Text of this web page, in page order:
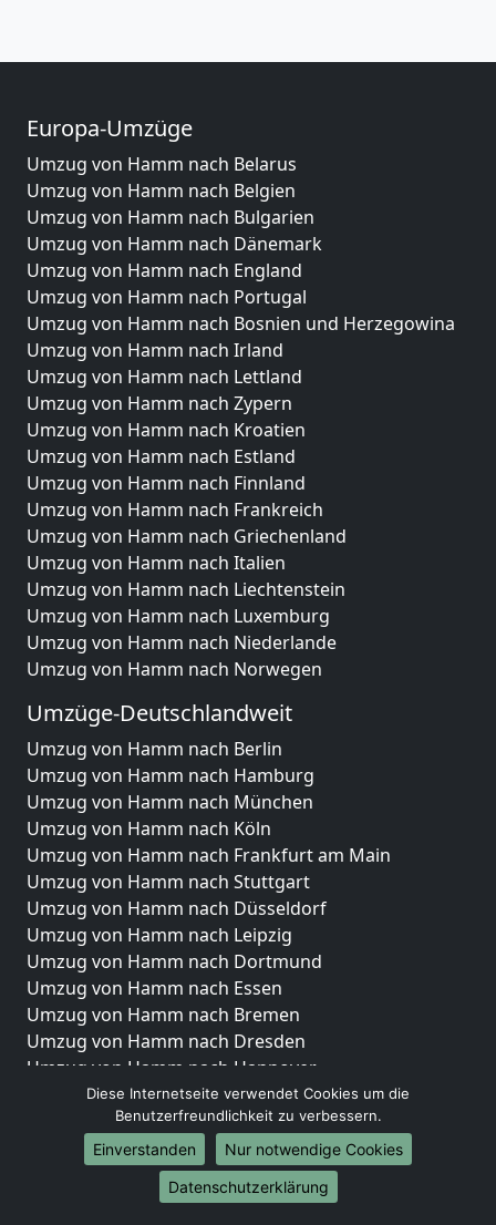
Europa-Umzüge
Umzug von Hamm nach Belarus
Umzug von Hamm nach Belgien
Umzug von Hamm nach Bulgarien
Umzug von Hamm nach Dänemark
Umzug von Hamm nach England
Umzug von Hamm nach Portugal
Umzug von Hamm nach Bosnien und Herzegowina
Umzug von Hamm nach Irland
Umzug von Hamm nach Lettland
Umzug von Hamm nach Zypern
Umzug von Hamm nach Kroatien
Umzug von Hamm nach Estland
Umzug von Hamm nach Finnland
Umzug von Hamm nach Frankreich
Umzug von Hamm nach Griechenland
Umzug von Hamm nach Italien
Umzug von Hamm nach Liechtenstein
Umzug von Hamm nach Luxemburg
Umzug von Hamm nach Niederlande
Umzug von Hamm nach Norwegen
Umzüge-Deutschlandweit
Umzug von Hamm nach Berlin
Umzug von Hamm nach Hamburg
Umzug von Hamm nach München
Umzug von Hamm nach Köln
Umzug von Hamm nach Frankfurt am Main
Umzug von Hamm nach Stuttgart
Umzug von Hamm nach Düsseldorf
Umzug von Hamm nach Leipzig
Umzug von Hamm nach Dortmund
Umzug von Hamm nach Essen
Umzug von Hamm nach Bremen
Umzug von Hamm nach Dresden
Umzug von Hamm nach Hannover
Umzug von Hamm nach Nürnberg
Umzug von Hamm nach Duisburg
Umzug von Hamm nach Bochum
Umzug von Hamm nach Wuppertal
Umzug von Hamm nach Bielefeld
Diese Internetseite verwendet Cookies um die
Benutzerfreundlichkeit zu verbessern.
Einverstanden
Nur notwendige Cookies
Datenschutzerklärung